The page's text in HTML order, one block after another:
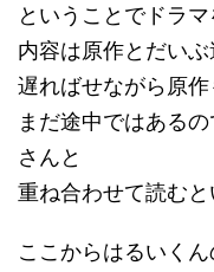
ということでドラ
内容は原作とだい
遅ればせながら原作
まだ途中ではある
さんと
重ね合わせて読むと
ここからはるいく